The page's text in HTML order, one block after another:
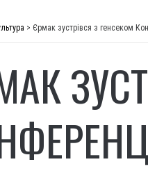
> Єрмак зустрівся з генсеком